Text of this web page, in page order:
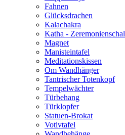
Fahnen
Glücksdrachen
Kalachakra
Katha - Zeremonienschal
Magnet
Manisteintafel
Meditationskissen
Om Wandhänger
Tantrischer Totenkopf
Tempelwächter
Türbehang
Türklopfer
Statuen-Brokat
Votivtafel